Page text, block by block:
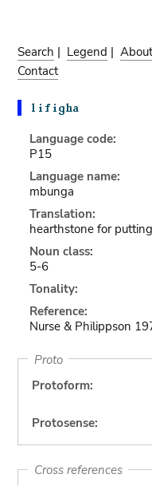
Search | Legend |
Contact
Language code:
P15
Language name:
mbunga
Translation:
hearthstone for
Noun class:
5-6
Tonality:
Reference:
Nurse & Philippson
Proto
Protoform:
Protosense:
Cross references